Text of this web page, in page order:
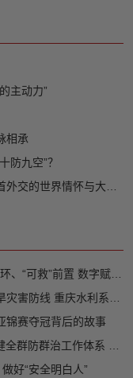
主动力”
相承
防九空”？
赛夺冠背后的故事
好“安全明白人”